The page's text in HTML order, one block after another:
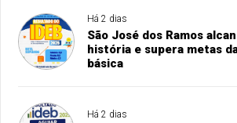
Há 2 dias
São José dos Ramos
história e supera metas
básica
Há 2 dias